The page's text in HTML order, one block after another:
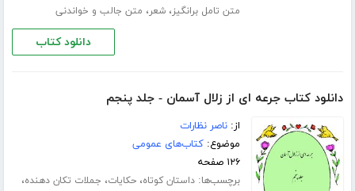
متن تامل برانگیز،شعر، متن جالب و خواندنی
دانلود کتاب
دانلود کتاب جرعه ای از زلال آسمان - جلد پنجم
از:ناصر نظارات
موضوع:کتاب‌های عمومی
۱۲۶ صفحه
برچسب‌ها:داستان کوتاه،حکایات، جملات تکان دهنده،